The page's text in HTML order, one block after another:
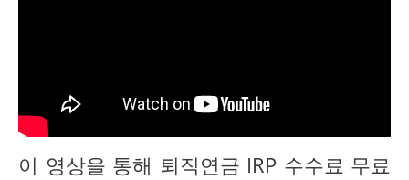
이 영상을 통해 퇴직연금 IRP 수수료 무료